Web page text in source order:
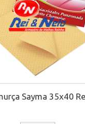
Sayma 35x40